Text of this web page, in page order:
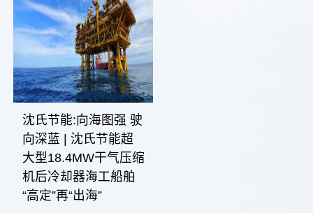
沈氏节能:向海图强 驶
向深蓝 | 沈氏节能超
大型18.4MW干气压缩
机后冷却器海工船舶
“高定”再“出海”